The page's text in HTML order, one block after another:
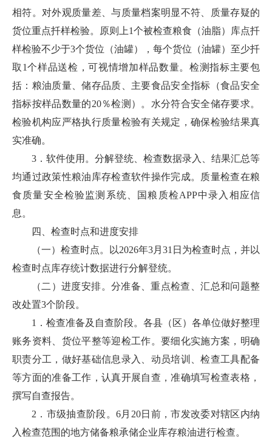
相符。对外观质量差、与质量档案明显不符、质量存疑的
货位重点扦样检验。原则上1个被检查粮食（油脂）库点扦
样检验不少于3个货位（油罐），每个货位（油罐）至少扦
取1个样品送检，可视情增加样品数量。检测指标主要包
括：粮油质量、储存品质、主要食品安全指标（食品安全
指标按样品数量的20％检测）。水分符合安全储存要求。
检验机构应严格执行质量检验有关规定，确保检验结果真
实准确。
3．软件使用。分解登统、检查数据录入、结果汇总等
均通过政策性粮油库存检查软件操作完成。质量检查在粮
食质量安全检验监测系统、国粮质检APP中录入相应信
息。
四、检查时点和进度安排
（一）检查时点。以2026年3月31日为检查时点，并以
检查时点库存统计数据进行分解登统。
（二）进度安排。分准备、重点检查、汇总和问题整
改处置3个阶段。
1．检查准备及自查阶段。各县（区）各单位做好整理
账务资料、货位平整等迎检工作。要细化实施方案，明确
职责分工，做好基础信息录入、动员培训、检查工具配备
等方面的准备工作，认真开展自查，准确填写检查表格，
撰写自查报告。
2．市级抽查阶段。6月20日前，市发改委对辖区内纳
入检查范围的地方储备粮承储企业库存粮油进行检查。